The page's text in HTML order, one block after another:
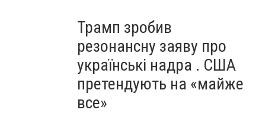
Трамп зробив
резонансну заяву про
українські надра . США
претендують на «майже
все»